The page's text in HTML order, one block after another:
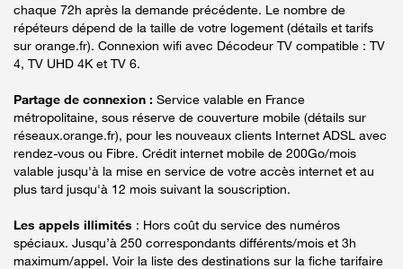
chaque 72h après la demande précédente. Le nombre de
répéteurs dépend de la taille de votre logement (détails et tarifs
sur orange.fr). Connexion wifi avec Décodeur TV compatible : TV
4, TV UHD 4K et TV 6.
Partage de connexion : Service valable en France
métropolitaine, sous réserve de couverture mobile (détails sur
réseaux.orange.fr), pour les nouveaux clients Internet ADSL avec
rendez-vous ou Fibre. Crédit internet mobile de 200Go/mois
valable jusqu'à la mise en service de votre accès internet et au
plus tard jusqu'à 12 mois suivant la souscription.
Les appels illimités : Hors coût du service des numéros
spéciaux. Jusqu’à 250 correspondants différents/mois et 3h
maximum/appel. Voir la liste des destinations sur la fiche tarifaire